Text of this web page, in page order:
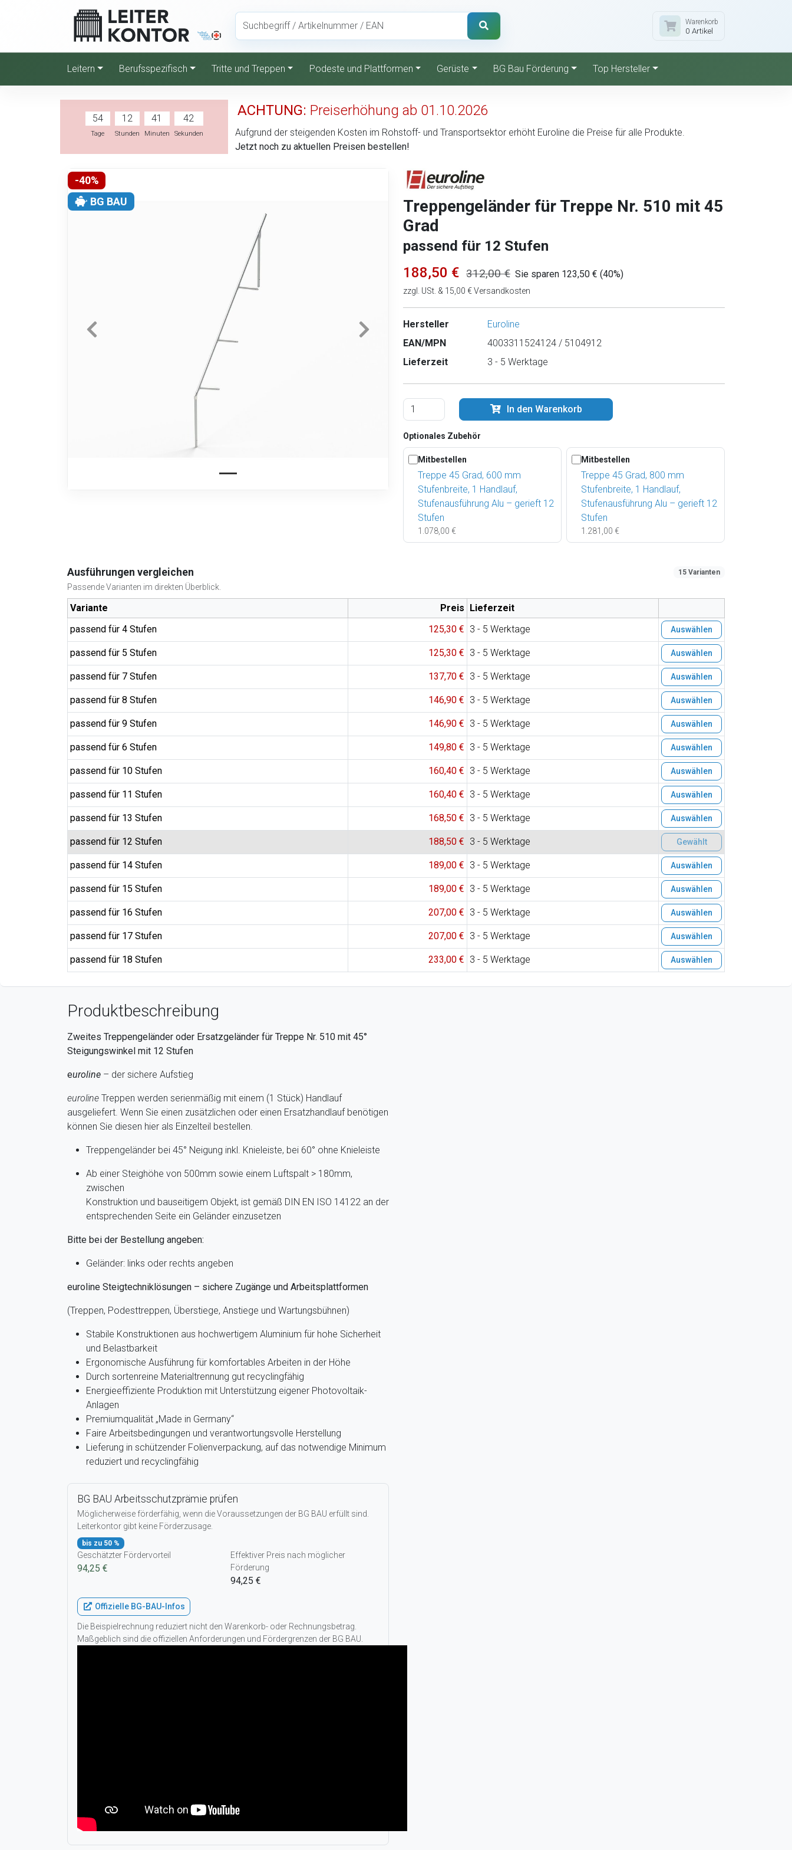
Warenkorb
0 Artikel
Leitern Berufsspezifisch Tritte und Treppen Podeste und Plattformen Gerüste BG Bau Förderung Top Hersteller
54
Tage
12
Stunden
41
Minuten
41
Sekunden
ACHTUNG: Preiserhöhung ab 01.10.2026
Aufgrund der steigenden Kosten im Rohstoff- und Transportsektor erhöht Euroline die Preise für alle Produkte.
Jetzt noch zu aktuellen Preisen bestellen!
-40%
BG BAU
Treppengeländer für Treppe Nr. 510 mit 45
Grad
passend für 12 Stufen
188,50 € 312,00 € Sie sparen 123,50 € (40%)
zzgl. USt. & 15,00 € Versandkosten
Hersteller
Euroline
EAN/MPN
4003311524124 / 5104912
Lieferzeit
3 - 5 Werktage
In den Warenkorb
Optionales Zubehör
Mitbestellen
Treppe 45 Grad, 600 mm
Stufenbreite, 1 Handlauf,
Stufenausführung Alu – gerieft 12
Stufen
1.078,00 €
Mitbestellen
Treppe 45 Grad, 800 mm
Stufenbreite, 1 Handlauf,
Stufenausführung Alu – gerieft 12
Stufen
1.281,00 €
Ausführungen vergleichen
Passende Varianten im direkten Überblick.
15 Varianten
Variante Preis Lieferzeit
passend für 4 Stufen
125,30 € 3 - 5 Werktage Auswählen
passend für 5 Stufen 125,30 € 3 - 5 Werktage Auswählen
passend für 7 Stufen 137,70 € 3 - 5 Werktage Auswählen
passend für 8 Stufen 146,90 € 3 - 5 Werktage Auswählen
passend für 9 Stufen 146,90 € 3 - 5 Werktage Auswählen
passend für 6 Stufen 149,80 € 3 - 5 Werktage Auswählen
passend für 10 Stufen 160,40 € 3 - 5 Werktage Auswählen
passend für 11 Stufen 160,40 € 3 - 5 Werktage Auswählen
passend für 13 Stufen 168,50 € 3 - 5 Werktage Auswählen
passend für 12 Stufen 188,50 € 3 - 5 Werktage Gewählt
passend für 14 Stufen 189,00 € 3 - 5 Werktage Auswählen
passend für 15 Stufen 189,00 € 3 - 5 Werktage Auswählen
passend für 16 Stufen 207,00 € 3 - 5 Werktage Auswählen
passend für 17 Stufen 207,00 € 3 - 5 Werktage Auswählen
passend für 18 Stufen 233,00 € 3 - 5 Werktage Auswählen
Produktbeschreibung
Zweites Treppengeländer oder Ersatzgeländer für Treppe Nr. 510 mit 45°
Steigungswinkel mit 12 Stufen
euroline – der sichere Aufstieg
euroline Treppen werden serienmäßig mit einem (1 Stück) Handlauf
ausgeliefert. Wenn Sie einen zusätzlichen oder einen Ersatzhandlauf benötigen
können Sie diesen hier als Einzelteil bestellen.
Treppengeländer bei 45° Neigung inkl. Knieleiste, bei 60° ohne Knieleiste
Ab einer Steighöhe von 500mm sowie einem Luftspalt > 180mm,
zwischen
Konstruktion und bauseitigem Objekt, ist gemäß DIN EN ISO 14122 an der
entsprechenden Seite ein Geländer einzusetzen
Bitte bei der Bestellung angeben:
Geländer: links oder rechts angeben
euroline Steigtechniklösungen – sichere Zugänge und Arbeitsplattformen
(Treppen, Podesttreppen, Überstiege, Anstiege und Wartungsbühnen)
Stabile Konstruktionen aus hochwertigem Aluminium für hohe Sicherheit
und Belastbarkeit
Ergonomische Ausführung für komfortables Arbeiten in der Höhe
Durch sortenreine Materialtrennung gut recyclingfähig
Energieeffiziente Produktion mit Unterstützung eigener Photovoltaik-
Anlagen
Premiumqualität „Made in Germany“
Faire Arbeitsbedingungen und verantwortungsvolle Herstellung
Lieferung in schützender Folienverpackung, auf das notwendige Minimum
reduziert und recyclingfähig
BG BAU Arbeitsschutzprämie prüfen
Möglicherweise förderfähig, wenn die Voraussetzungen der BG BAU erfüllt sind.
Leiterkontor gibt keine Förderzusage.
bis zu 50 %
Geschätzter Fördervorteil
94,25 €
Effektiver Preis nach möglicher
Förderung
94,25 €
Offizielle BG-BAU-Infos
Die Beispielrechnung reduziert nicht den Warenkorb- oder Rechnungsbetrag.
Maßgeblich sind die offiziellen Anforderungen und Fördergrenzen der BG BAU.